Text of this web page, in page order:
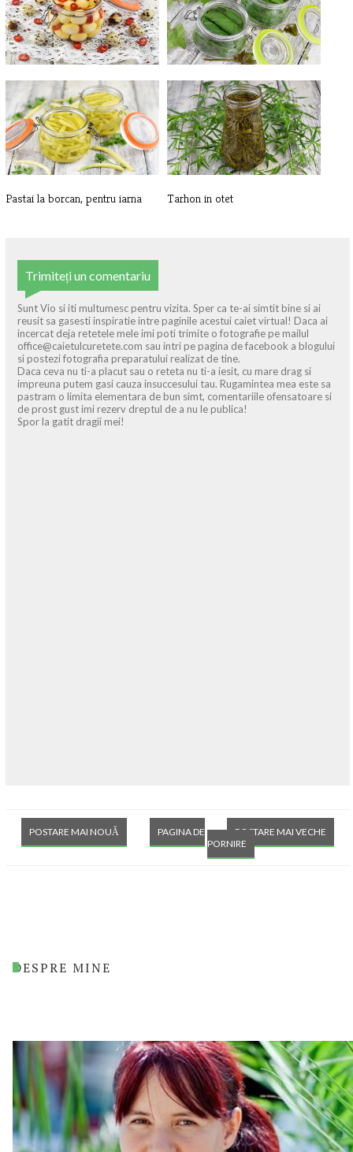
Oua de prepelita, marinate
Frunze de vita de vie la borcan,
pe[...]
Pastai la borcan, pentru iarna Tarhon in otet
Trimiteți un comentariu
Sunt Vio si iti multumesc pentru vizita. Sper ca te-ai simtit bine si ai
reusit sa gasesti inspiratie intre paginile acestui caiet virtual! Daca ai
incercat deja retetele mele imi poti trimite o fotografie pe mailul
office@caietulcuretete.com sau intri pe pagina de facebook a blogului
si postezi fotografia preparatului realizat de tine.
Daca ceva nu ti-a placut sau o reteta nu ti-a iesit, cu mare drag si
impreuna putem gasi cauza insuccesului tau. Rugamintea mea este sa
pastram o limita elementara de bun simt, comentariile ofensatoare si
de prost gust imi rezerv dreptul de a nu le publica!
Spor la gatit dragii mei!
POSTARE MAI NOUĂ POSTARE MAI VECHE
PAGINA DE
PORNIRE
DESPRE MINE